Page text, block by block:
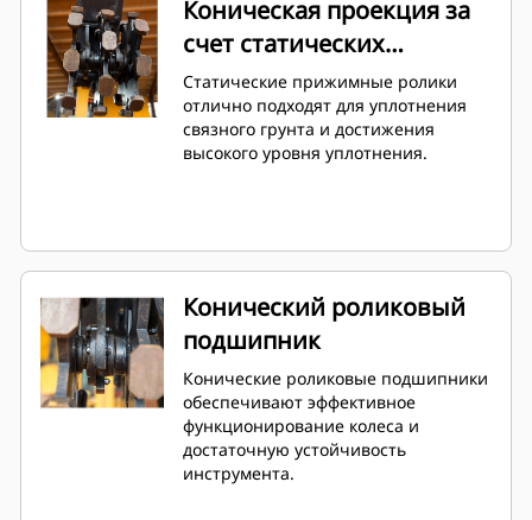
Коническая проекция за
счет статических
прижимных роликов
Статические прижимные ролики
отлично подходят для уплотнения
связного грунта и достижения
высокого уровня уплотнения.
Конический роликовый
подшипник
Конические роликовые подшипники
обеспечивают эффективное
функционирование колеса и
достаточную устойчивость
инструмента.